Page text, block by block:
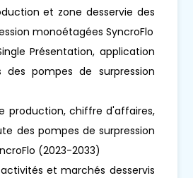
et zone desservie des
monoétagées SyncroFlo
Présentation, application
des pompes de surpression
production, chiffre d'affaires,
des pompes de surpression
(2023-2033)
activités et marchés desservis